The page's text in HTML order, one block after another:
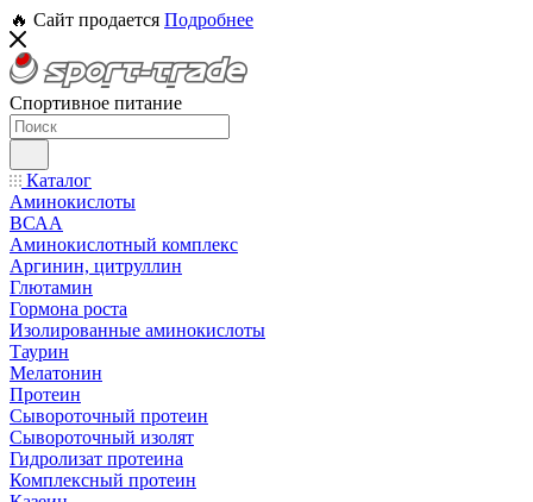
🔥 Сайт продается Подробнее
Спортивное питание
Каталог
Аминокислоты
ВСАА
Аминокислотный комплекс
Аргинин, цитруллин
Глютамин
Гормона роста
Изолированные аминокислоты
Таурин
Мелатонин
Протеин
Сывороточный протеин
Сывороточный изолят
Гидролизат протеина
Комплексный протеин